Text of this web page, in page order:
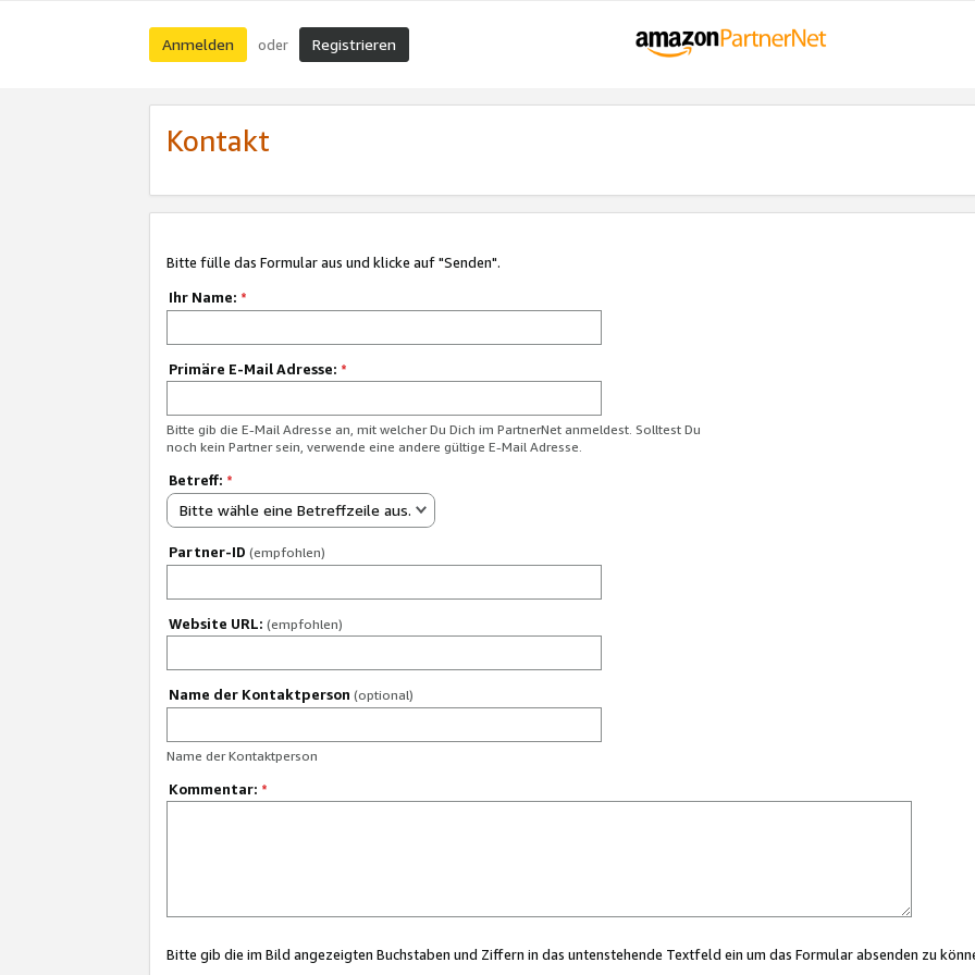
Anmelden oder Registrieren
Kontakt
Bitte fülle das Formular aus und klicke auf "Senden".
Ihr Name: *
Primäre E-Mail Adresse: *
Bitte gib die E-Mail Adresse an, mit welcher Du Dich im PartnerNet anmeldest. Solltest Du
noch kein Partner sein, verwende eine andere gültige E-Mail Adresse.
Betreff: *
Bitte wähle eine Betreffzeile aus.
Partner-ID (empfohlen)
Website URL: (empfohlen)
Name der Kontaktperson (optional)
Name der Kontaktperson
Kommentar: *
Bitte gib die im Bild angezeigten Buchstaben und Ziffern in das untenstehende Textfeld ein um das Formular absenden zu